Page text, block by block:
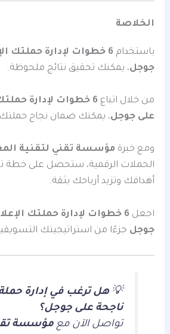
الخلاصة
باستخدام
6 خطوات لإدارة حملتك
جوجل، يمكنك تحقيق نتائج ملحوظة.
من خلال اتباع
6 خطوات لإدارة
على جوجل، يمكنك ضمان نجاح حملتك
ومع خبرة مؤسسة تقني لتقنية
الحملات الرقمية، ستحصل على خطة
أهدافك وتزيد أرباحك بثقة.
اجعل
6 خطوات لإدارة حملتك
جوجل جزءًا من استراتيجيتك
💡هل ترغب في إدارة حملة
ناجحة على جوجل؟
تواصل الآن معمؤسسة